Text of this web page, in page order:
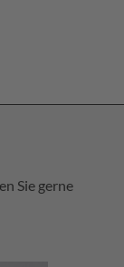
Sie gerne